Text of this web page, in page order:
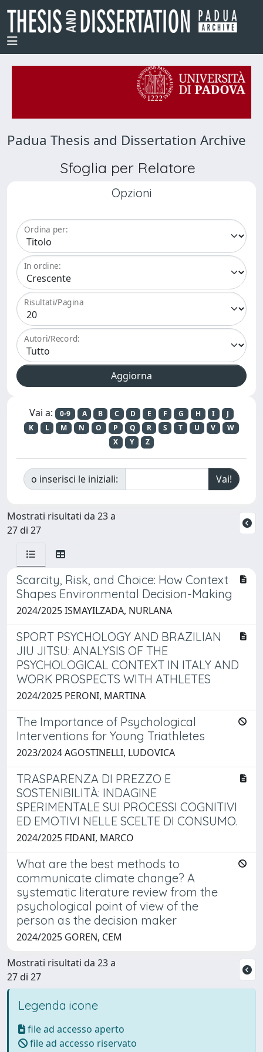
Padua Thesis and Dissertation Archive
Sfoglia per Relatore
Opzioni
Ordina per:
In ordine:
Risultati/Pagina
Autori/Record:
Vai a: 0-9 A B C D E F G H I
J
K
L M N O P Q R S T U V
W
X
Y Z
o inserisci le iniziali:
Mostrati risultati da 23 a
27 di 27
Scarcity, Risk, and Choice: How Context
Shapes Environmental Decision-Making
2024/2025 ISMAYILZADA, NURLANA
SPORT PSYCHOLOGY AND BRAZILIAN
JIU JITSU: ANALYSIS OF THE
PSYCHOLOGICAL CONTEXT IN ITALY AND
WORK PROSPECTS WITH ATHLETES
2024/2025 PERONI, MARTINA
The Importance of Psychological
Interventions for Young Triathletes
2023/2024 AGOSTINELLI, LUDOVICA
TRASPARENZA DI PREZZO E
SOSTENIBILITÀ: INDAGINE
SPERIMENTALE SUI PROCESSI COGNITIVI
ED EMOTIVI NELLE SCELTE DI CONSUMO.
2024/2025 FIDANI, MARCO
What are the best methods to
communicate climate change? A
systematic literature review from the
psychological point of view of the
person as the decision maker
2024/2025 GOREN, CEM
Mostrati risultati da 23 a
27 di 27
Legenda icone
file ad accesso aperto
file ad accesso riservato